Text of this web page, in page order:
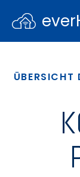
ÜBERSICHT